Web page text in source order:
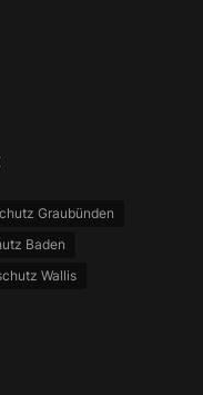
Graubünden
Baden
Wallis